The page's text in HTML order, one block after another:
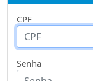
CPF
Senha